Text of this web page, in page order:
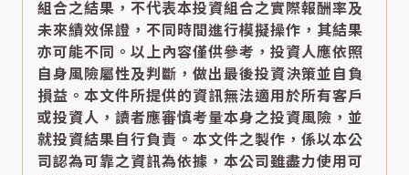
組合之結果，不代表本投資組合之實際報酬率及
未來績效保證，不同時間進行模擬操作，其結果
亦可能不同。以上內容僅供參考，投資人應依照
自身風險屬性及判斷，做出最後投資決策並自負
損益。本文件所提供的資訊無法適用於所有客戶
或投資人，讀者應審慎考量本身之投資風險，並
就投資結果自行負責。本文件之製作，係以本公
司認為可靠之資訊為依據，本公司雖盡力使用可